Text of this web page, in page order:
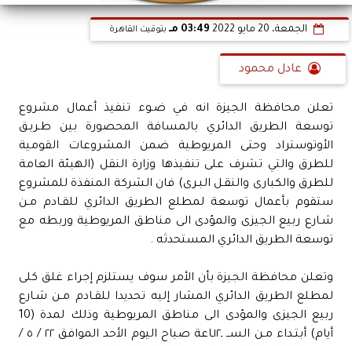
الجمعة، 20 مايو 2022 03:49 مـ بتوقيت القاهرة
عادل محمود
تعلن محافظة الجيزة انه في ضـوء تنفيذ أعمال مشروع
توسعة الطريق الدائري بالمسافة المحصورة بين طـريـق
الأوتوستراد وحتى المريوطية ضمن المشروعات القومية
للطرق والتي تشرف على تنفيذها وزارة النقل (الهيئة العامة
للطرق والكبارى والنقـل البـرى) فان الشركة المنفذة للمشروع
ستقوم بأعمال توسعة لمطلع الطريق الدائري للقـادم مـن
شـارع ربيع الجيزى والمؤدى الى مناطق المريوطية وربطه مع
توسعة الطريق الدائري المستحدثه .
وتعلن محافظة الجيزة بأن الأمر سوف يستلزم إجراء غلق كلى
لمطلع الطريق الدائري المشار إليه تحديدا للقـادم مـن شـارع
ربيع الجيزى والمؤدى الى مناطق المريوطية وذلك لمدة (10
أيام) أبتـداء مـن الســ ـ١٢ـاعة صباح اليوم الأحد الموافق ٢٢ / ٥ /